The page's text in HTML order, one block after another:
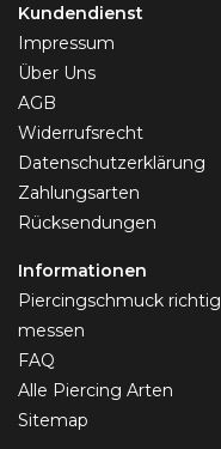
Kundendienst
Impressum
Über Uns
AGB
Widerrufsrecht
Datenschutzerklärung
Zahlungsarten
Rücksendungen
Informationen
Piercingschmuck richtig
messen
FAQ
Alle Piercing Arten
Sitemap